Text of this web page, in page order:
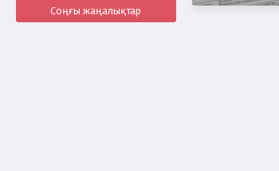
Соңғы жаңалықтар